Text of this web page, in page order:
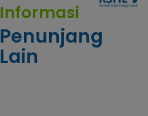
Informasi
Penunjang
Lain